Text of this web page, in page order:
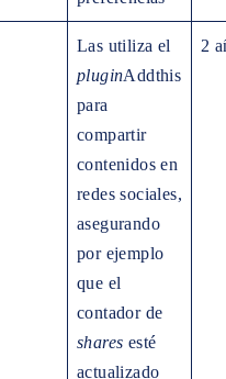
Las utiliza el
pluginAddthis
para
compartir
contenidos en
redes sociales,
asegurando
por ejemplo
que el
contador de
shares esté
actualizado
2